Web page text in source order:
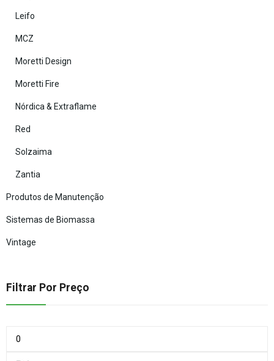
Leifo
MCZ
Moretti Design
Moretti Fire
Nórdica & Extraflame
Red
Solzaima
Zantia
Produtos de Manutenção
Sistemas de Biomassa
Vintage
Filtrar Por Preço